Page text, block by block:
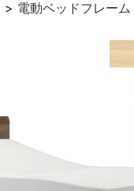
> 電動ベッドフレーム